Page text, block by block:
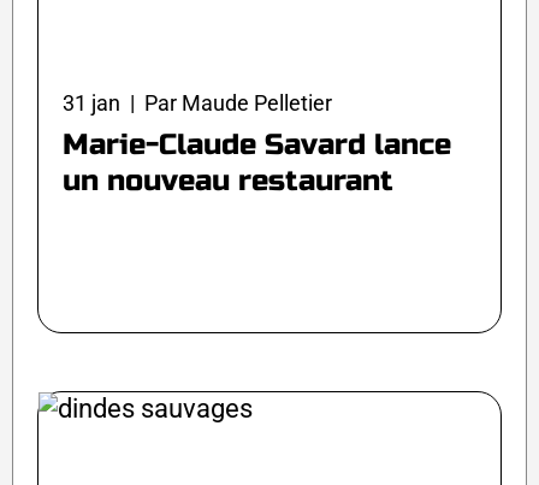
31 jan | Par Maude Pelletier
Marie-Claude Savard lance
un nouveau restaurant